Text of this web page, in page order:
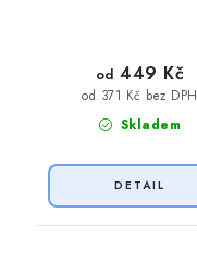
Skladem
od 371 Kč bez DPH
od 449 Kč